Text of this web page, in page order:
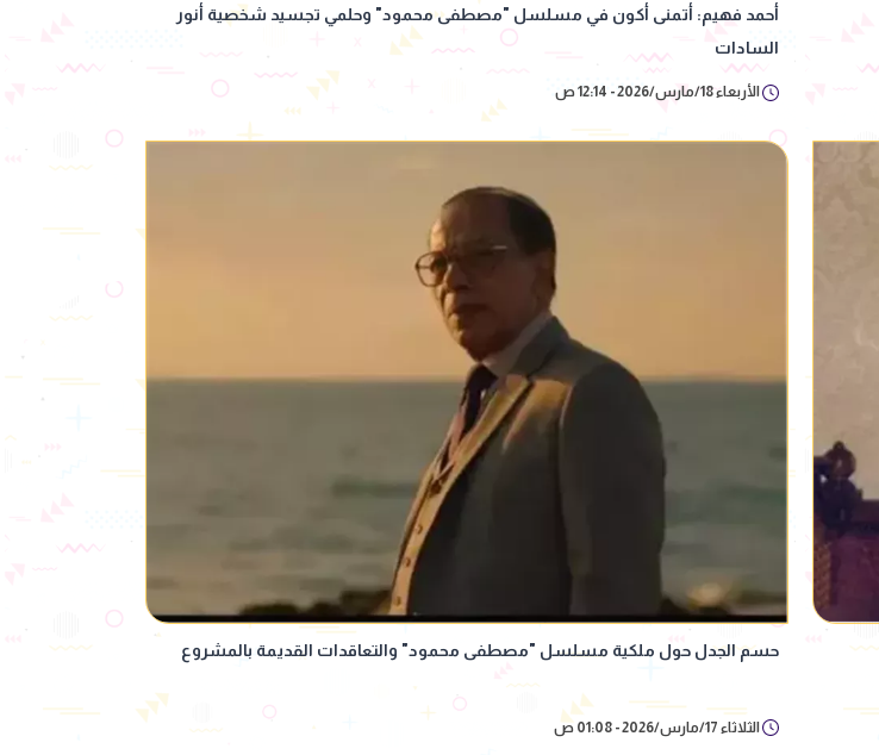
أحمد فهيم: أتمنى أكون في مسلسل "مصطفى محمود" وحلمي تجسيد شخصية أنور
السادات
الأربعاء 18/مارس/2026 - 12:14 ص
حسم الجدل حول ملكية مسلسل "مصطفى محمود" والتعاقدات القديمة بالمشروع
الثلاثاء 17/مارس/2026 - 01:08 ص